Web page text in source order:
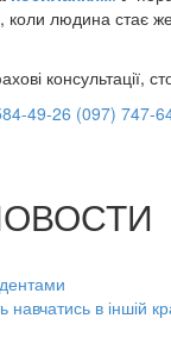
людина стає
49-26 (097) 747-
в іншій